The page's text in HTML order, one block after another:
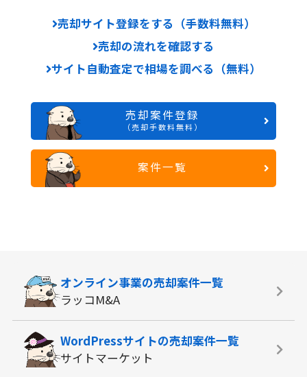
売却サイト登録をする（手数料無料）
売却の流れを確認する
サイト自動査定で相場を調べる（無料）
売却案件登録
（売却手数料無料）
案件一覧
オンライン事業の売却案件一覧
ラッコM&A
WordPressサイトの売却案件一覧
サイトマーケット